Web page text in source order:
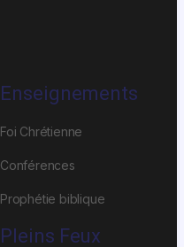
Enseignements
Foi Chrétienne
Conférences
Prophétie biblique
Pleins Feux